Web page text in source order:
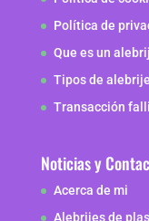
Política de
Que es un
Tipos de
Transacción
Noticias y
Acerca de mi
Alebrijes de